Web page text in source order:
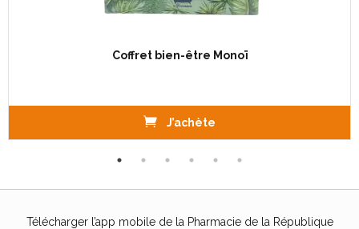
Coffret bien-être Monoï
J’achète
Télécharger l’app mobile de la Pharmacie de la République